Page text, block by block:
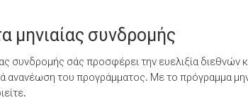
μηνιαίας συνδρομής
συνδρομής σάς προσφέρει την ευελιξία
ανανέωση του προγράμματος. Με το πρόγραμμα